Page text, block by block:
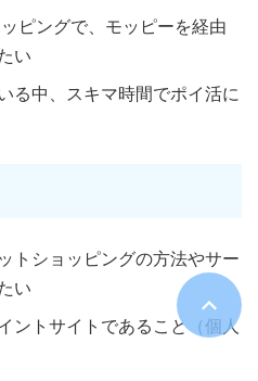
ピングで、モッピーを経由
い
る中、スキマ時間でポイ活に
トショッピングの方法やサー
い
ントサイトであること（個人